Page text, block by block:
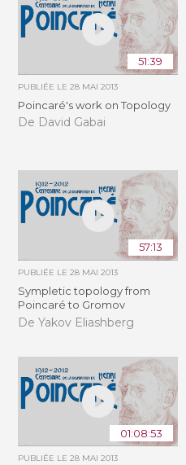
51:39
PUBLIÉE LE28 MAI 2013
Poincaré's work on Topology
De David Gabai
57:13
PUBLIÉE LE28 MAI 2013
Sympletic topology from
Poincaré to Gromov
De Yakov Eliashberg
01:08:53
PUBLIÉE LE28 MAI 2013